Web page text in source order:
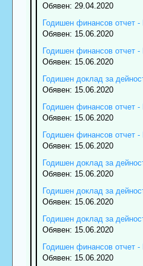
Обявен: 29.04.2020
Годишен финансов отчет -
Обявен: 15.06.2020
Годишен финансов отчет -
Обявен: 15.06.2020
Годишен доклад за
Обявен: 15.06.2020
Годишен финансов отчет -
Обявен: 15.06.2020
Годишен финансов отчет -
Обявен: 15.06.2020
Годишен доклад за
Обявен: 15.06.2020
Годишен доклад за
Обявен: 15.06.2020
Годишен доклад за
Обявен: 15.06.2020
Годишен финансов отчет -
Обявен: 15.06.2020